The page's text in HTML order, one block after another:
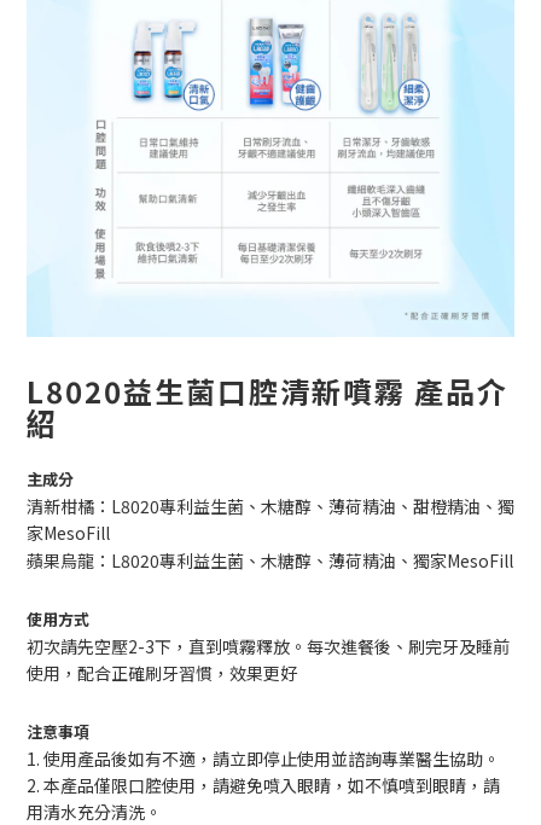
L8020益生菌口腔清新噴霧 產品介
紹
主成分
清新柑橘：L8020專利益生菌、木糖醇、薄荷精油、甜橙精油、獨
家MesoFill
蘋果烏龍：L8020專利益生菌、木糖醇、薄荷精油、獨家MesoFill
使用方式
初次請先空壓2-3下，直到噴霧釋放。每次進餐後、刷完牙及睡前
使用，配合正確刷牙習慣，效果更好
注意事項
1. 使用產品後如有不適，請立即停止使用並諮詢專業醫生協助。
2. 本產品僅限口腔使用，請避免噴入眼睛，如不慎噴到眼睛，請
用清水充分清洗。